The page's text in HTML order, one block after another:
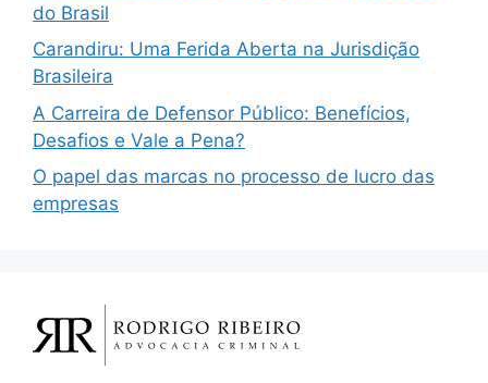
do Brasil
Carandiru: Uma Ferida Aberta na Jurisdição
Brasileira
A Carreira de Defensor Público: Benefícios,
Desafios e Vale a Pena?
O papel das marcas no processo de lucro das
empresas